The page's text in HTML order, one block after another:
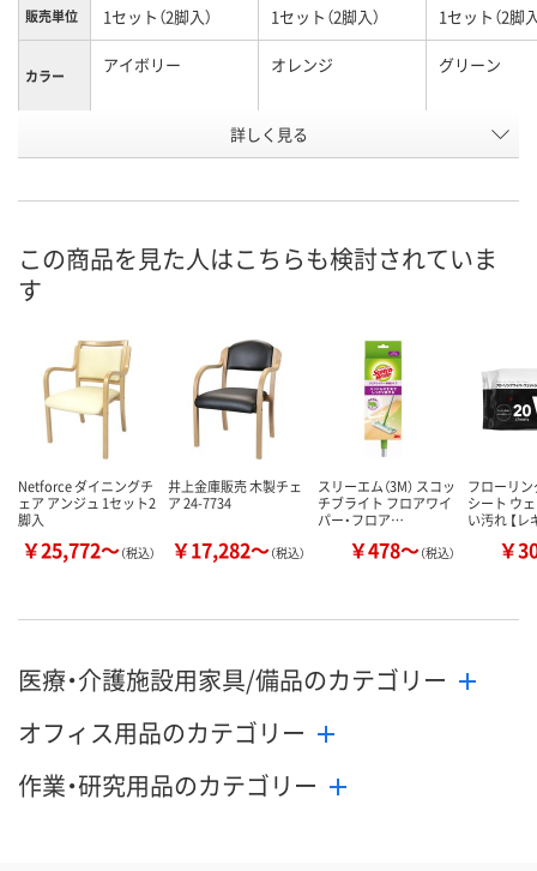
販売単位 1セット（2脚入） 1セット（2脚入） 1セット（2脚
カラー アイボリー オレンジ グリーン
P287272 P287268
8月24日（月）まで
カゴへ カゴへ
詳しく見る
この商品を見た人はこちらも検討されていま
す
Netforce ダイニングチ
ェア アンジュ 1セット2
脚入
￥25,772～（税込）
井上金庫販売 木製チェ
ア 24-7734
￥17,282～（税込）
スリーエム（3M） スコッ
チブライト フロアワイ
パー・フロア…
￥478～（税込）
フローリ
シート ウ
い汚れ 【
￥
医療・介護施設用家具/備品のカテゴリー
オフィス用品のカテゴリー
作業・研究用品のカテゴリー